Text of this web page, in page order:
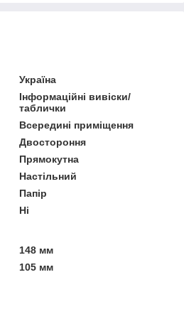
Україна
Інформаційні вивіски/
таблички
Всередині приміщення
Двостороння
Прямокутна
Настільний
Папір
Ні
148 мм
105 мм